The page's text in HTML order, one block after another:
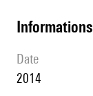
date
2014